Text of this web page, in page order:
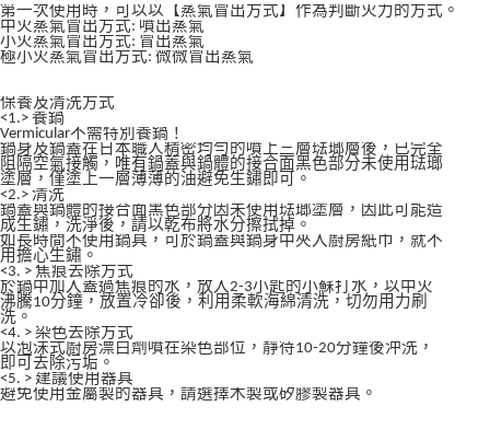
第一次使用時，可以以【蒸氣冒出方式】作為判斷火力的方式。
中火蒸氣冒出方式: 噴出蒸氣
小火蒸氣冒出方式: 冒出蒸氣
極小火蒸氣冒出方式: 微微冒出蒸氣
保養及清洗方式
<1.> 養鍋
Vermicular不需特別養鍋！
鍋身及鍋蓋在日本職人精密均勻的噴上三層琺瑯層後，已完全
阻隔空氣接觸，唯有鍋蓋與鍋體的接合面黑色部分未使用琺瑯
塗層，僅塗上一層薄薄的油避免生鏽即可。
<2.> 清洗
鍋蓋與鍋體的接合面黑色部分因未使用琺瑯塗層，因此可能造
成生鏽，洗淨後，請以乾布將水分擦拭掉。
如長時間不使用鍋具，可於鍋蓋與鍋身中夾入廚房紙巾，就不
用擔心生鏽。
<3. > 焦痕去除方式
於鍋中加入蓋過焦痕的水，放入2-3小匙的小蘇打水，以中火
沸騰10分鐘，放置冷卻後，利用柔軟海綿清洗，切勿用力刷
洗。
<4. > 染色去除方式
以泡沫式廚房漂白劑噴在染色部位，靜待10-20分鐘後沖洗，
即可去除污垢。
<5. > 建議使用器具
避免使用金屬製的器具，請選擇木製或矽膠製器具。